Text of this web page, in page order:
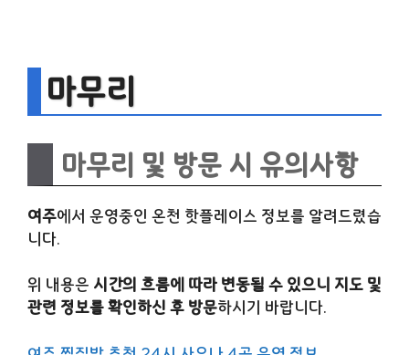
마무리
마무리 및 방문 시 유의사항
여주에서 운영중인 온천 핫플레이스 정보를 알려드렸습
니다.
위 내용은 시간의 흐름에 따라 변동될 수 있으니 지도 및
관련 정보를 확인하신 후 방문하시기 바랍니다.